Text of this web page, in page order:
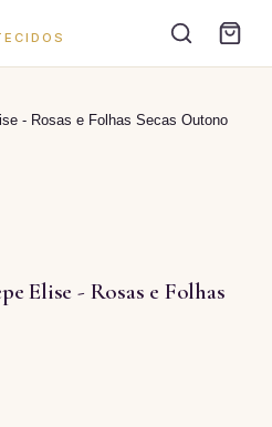
- Rosas e Folhas Secas Outono
Elise - Rosas e Folhas